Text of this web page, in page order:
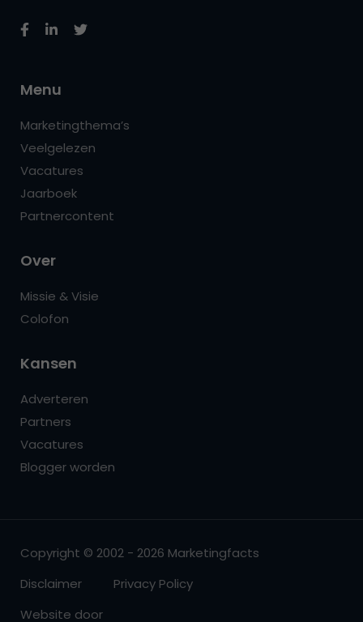
Menu
Marketingthema’s
Veelgelezen
Vacatures
Jaarboek
Partnercontent
Over
Missie & Visie
Colofon
Kansen
Adverteren
Partners
Vacatures
Blogger worden
Copyright © 2002 - 2026 Marketingfacts
Disclaimer
Privacy Policy
Website door